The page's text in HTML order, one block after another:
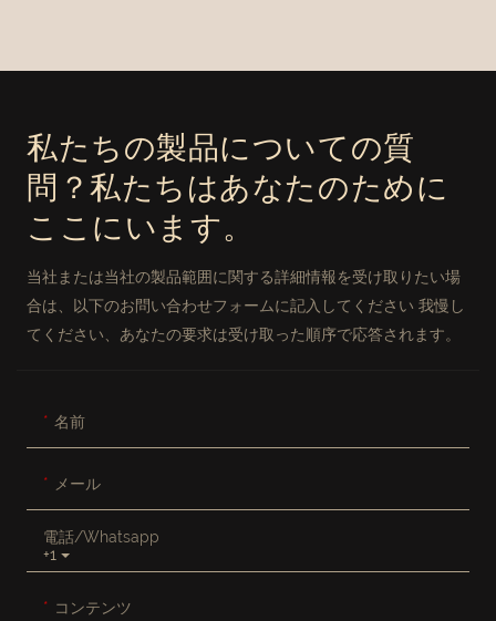
私たちの製品についての質
問？私たちはあなたのために
ここにいます。
当社または当社の製品範囲に関する詳細情報を受け取りたい場
合は、以下のお問い合わせフォームに記入してください 我慢し
てください、あなたの要求は受け取った順序で応答されます。
名前
メール
+1
電話/whatsapp
コンテンツ